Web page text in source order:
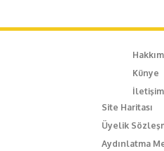
Künye
İletişim
Site Haritası
Üyelik
Aydınlatma